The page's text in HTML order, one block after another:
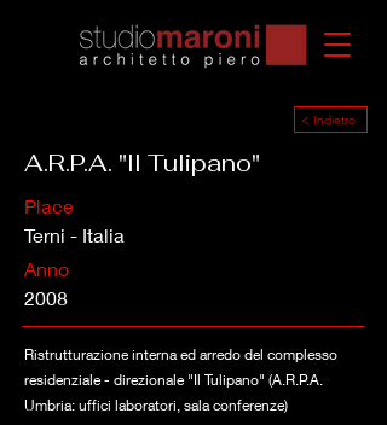
< Indietro
A.R.P.A. "Il Tulipano"
Place
Terni - Italia
Anno
2008
Ristrutturazione interna ed arredo del complesso
residenziale - direzionale "Il Tulipano" (A.R.P.A.
Umbria: uffici laboratori, sala conferenze)